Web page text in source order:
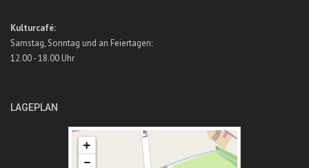
Kulturcafé:
Samstag, Sonntag und an Feiertagen:
12.00 - 18.00 Uhr
LAGEPLAN